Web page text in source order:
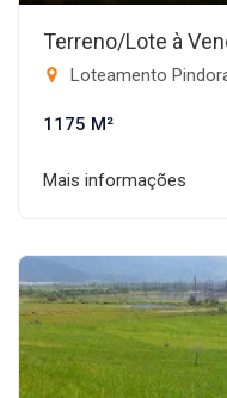
Terreno/Lote à
Loteamento
1175 M²
Mais informações